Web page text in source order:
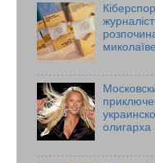
олигарха